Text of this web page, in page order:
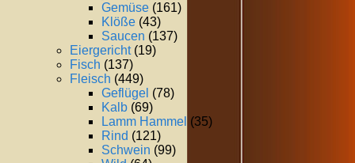
Gemüse (161)
Klöße (43)
Saucen (137)
Eiergericht(19)
Fisch (137)
Fleisch (449)
Geflügel (78)
Kalb (69)
Lamm Hammel (35)
Rind (121)
Schwein (99)